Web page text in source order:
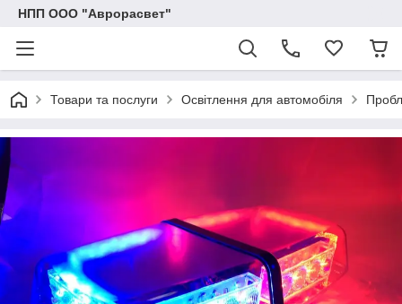
НПП ООО "Аврорасвет"
Товари та послуги Освітлення для автомобіля